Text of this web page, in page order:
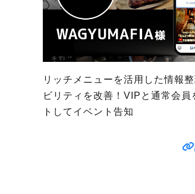
リッチメニューを活用した情報
ビリティを改善！VIPと通常会員
トしてイベント告知